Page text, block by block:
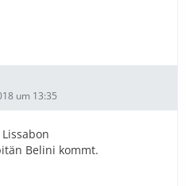
um 13:35
Belini kommt.